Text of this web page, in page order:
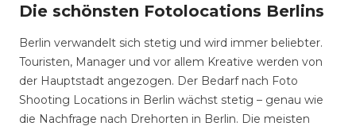
Die schönsten Fotolocations Berlins
Berlin verwandelt sich stetig und wird immer beliebter.
Touristen, Manager und vor allem Kreative werden von
der Hauptstadt angezogen. Der Bedarf nach Foto
Shooting Locations in Berlin wächst stetig – genau wie
die Nachfrage nach Drehorten in Berlin. Die meisten